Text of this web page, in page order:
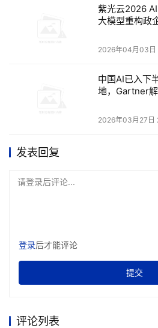
紫光云2026
大模型重构政
2026年04月03日
中国AI已入下
地，Gartner
2026年03月27日
发表回复
请登录后评论...
登录后才能评论
提交
评论列表